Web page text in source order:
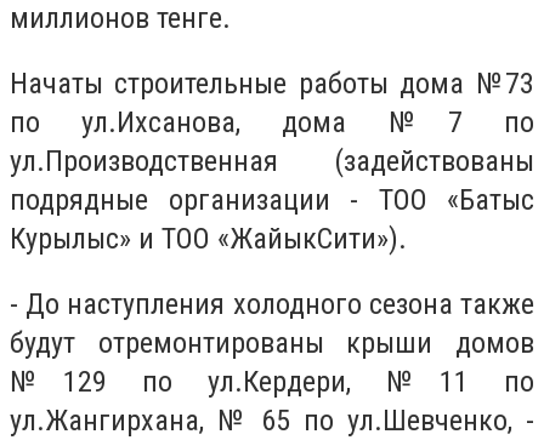
миллионов тенге.
Начаты строительные работы дома №73
по ул.Ихсанова, дома №7 по
ул.Производственная (задействованы
подрядные организации - ТОО «Батыс
Курылыс» и ТОО «ЖайыкСити»).
- До наступления холодного сезона также
будут отремонтированы крыши домов
№129 по ул.Кердери, №11 по
ул.Жангирхана, № 65 по ул.Шевченко, -